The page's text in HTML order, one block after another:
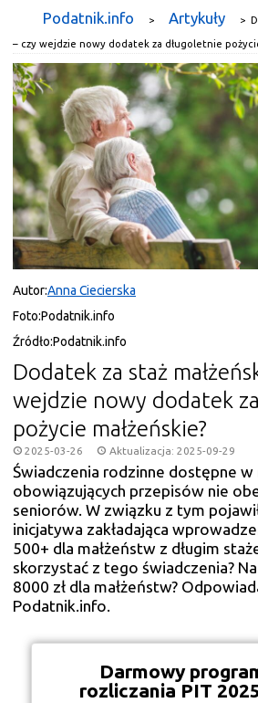
Podatnik.info > Artykuły >
– czy wejdzie nowy dodatek za długoletnie
Autor:Anna Ciecierska
Foto:Podatnik.info
Źródło:Podatnik.info
Dodatek za staż
wejdzie nowy dodatek
pożycie małżeńskie?
2025-03-26 Aktualizacja: 2025-09-29
Świadczenia rodzinne dostępne w
obowiązujących przepisów nie
seniorów. W związku z tym
inicjatywa zakładająca
500+ dla małżeństw z długim
skorzystać z tego świadczenia?
8000 zł dla małżeństw?
Podatnik.info.
Darmowy
rozliczania PIT